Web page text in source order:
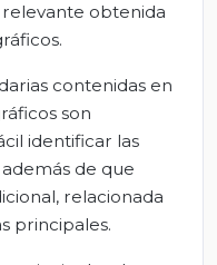
obtenida
contenidas en
son
identificar las
de que
relacionada
principales.